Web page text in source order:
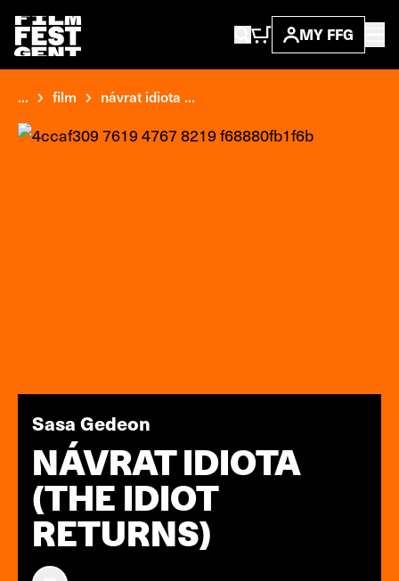
MY FFG
... film návrat idiota ...
Sasa Gedeon
NÁVRAT IDIOTA
(THE IDIOT
RETURNS)